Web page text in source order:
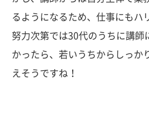
るようになるため、仕事にもハ
努力次第では30代のうちに講師
かったら、若いうちからしっか
えそうですね！